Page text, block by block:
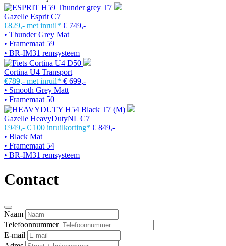
Gazelle Esprit C7
€829,- met inruil* € 749,-
• Thunder Grey Mat
• Framemaat 59
• BR-IM31 remsysteem
Cortina U4 Transport
€789,- met inruil* € 699,-
• Smooth Grey Matt
• Framemaat 50
Gazelle HeavyDutyNL C7
€949,- € 100 inruilkorting* € 849,-
• Black Mat
• Framemaat 54
• BR-IM31 remsysteem
Contact
Naam
Telefoonnummer
E-mail